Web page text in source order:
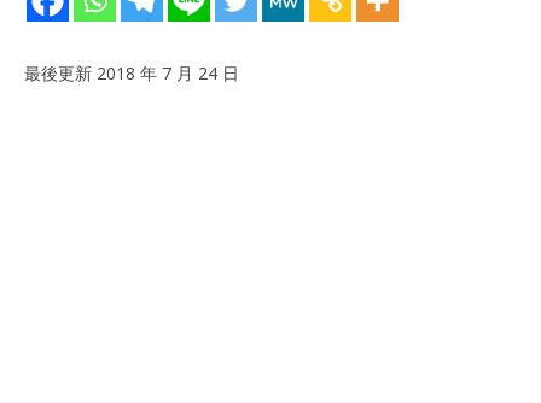
最後更新 2018 年 7 月 24 日